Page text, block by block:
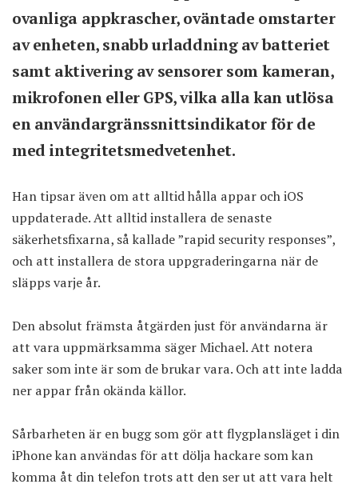
ovanliga appkrascher, oväntade omstarter
av enheten, snabb urladdning av batteriet
samt aktivering av sensorer som kameran,
mikrofonen eller GPS, vilka alla kan utlösa
en användargränssnittsindikator för de
med integritetsmedvetenhet.
Han tipsar även om att alltid hålla appar och iOS
uppdaterade. Att alltid installera de senaste
säkerhetsfixarna, så kallade ”rapid security responses”,
och att installera de stora uppgraderingarna när de
släpps varje år.
Den absolut främsta åtgärden just för användarna är
att vara uppmärksamma säger Michael. Att notera
saker som inte är som de brukar vara. Och att inte ladda
ner appar från okända källor.
Sårbarheten är en bugg som gör att flygplansläget i din
iPhone kan användas för att dölja hackare som kan
komma åt din telefon trots att den ser ut att vara helt